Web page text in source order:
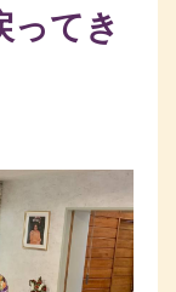
ってき